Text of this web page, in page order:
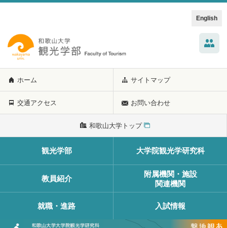
English
ホーム サイトマップ
交通アクセス お問い合わせ
和歌山大学トップ
観光学部 大学院観光学研究科
教員紹介
附属機関・施設
関連機関
就職・進路 入試情報